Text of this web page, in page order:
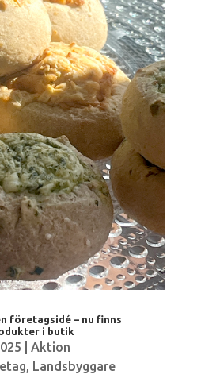
företagsidé – nu finns
i butik
Aktion
, Landsbyggare